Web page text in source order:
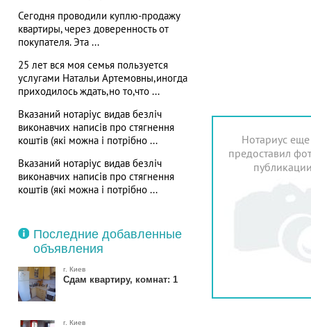
Сегодня проводили куплю-продажу
квартиры, через доверенность от
покупателя. Эта ...
25 лет вся моя семья пользуется
услугами Натальи Артемовны,иногда
приходилось ждать,но то,что ...
Вказаний нотаріус видав безліч
виконавчих написів про стягнення
коштів (які можна і потрібно ...
Вказаний нотаріус видав безліч
виконавчих написів про стягнення
коштів (які можна і потрібно ...
Последние добавленные
объявления
г. Киев
Сдам квартиру, комнат: 1
г. Киев
Нотариус
предоставил